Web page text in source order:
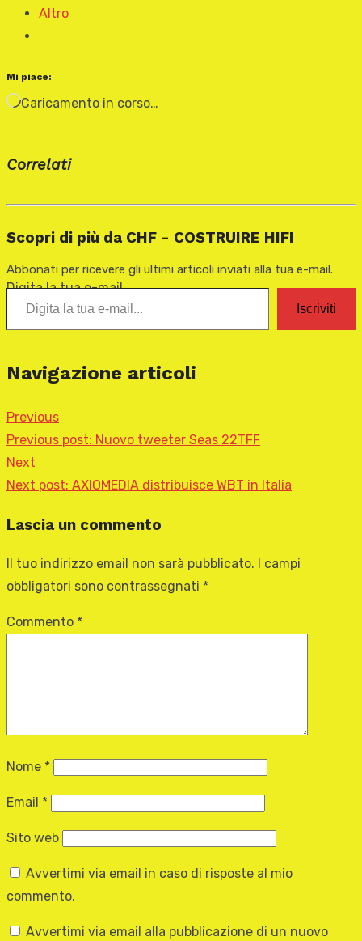
Altro
Mi piace:
Caricamento in corso…
Correlati
Scopri di più da CHF - COSTRUIRE HIFI
Abbonati per ricevere gli ultimi articoli inviati alla tua e-mail.
Digita la tua e-mail...
Iscriviti
Navigazione articoli
Previous
Previous post: Nuovo tweeter Seas 22TFF
Next
Next post: AXIOMEDIA distribuisce WBT in Italia
Lascia un commento
Il tuo indirizzo email non sarà pubblicato.
I campi
obbligatori sono contrassegnati *
Commento *
Nome *
Email *
Sito web
Avvertimi via email in caso di risposte al mio
commento.
Avvertimi via email alla pubblicazione di un nuovo